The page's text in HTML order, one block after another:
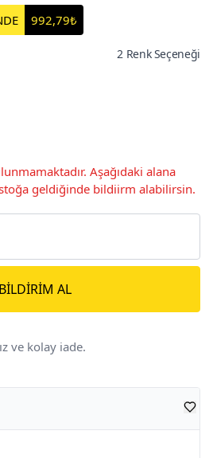
992,79₺
2 Renk Seçeneği
Aşağıdaki alana
geldiğinde bildiirm alabilirsin.
BILDIRIM AL
ve kolay iade.